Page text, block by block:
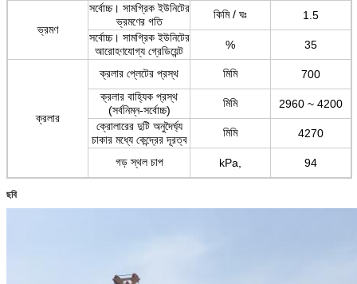
ভ্রমণ
সর্বোচ্চ। সামগ্রিক ইউনিটের
ভ্রমণের গতি
কিমি / ঘঃ
1.5
সর্বোচ্চ। সামগ্রিক ইউনিটের
আরোহণযোগ্য গ্রেডিয়েন্ট
% 35
ক্রলার
ক্রলার প্লেটের প্রস্থ মিমি
700
ক্রলার বাহ্যিক প্রস্থ
(সর্বনিম্ন-সর্বোচ্চ)
মিমি
2960 ~ 4200
ক্রোলারের দুটি অনুদৈর্ঘ্য
চাকার মধ্যে কেন্দ্রের দূরত্ব
মিমি 4270
গড় স্থল চাপ kPa, 94
ছবি